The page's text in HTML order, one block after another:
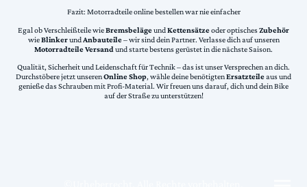
Fazit: Motorradteile online bestellen war nie einfacher
Egal ob Verschleißteile wieBremsbelägeundKettensätzeoder optischesZubehör
wieBlinkerundAnbauteile– wir sind dein Partner. Verlasse dich auf unseren
Motorradteile Versand und starte bestens gerüstet in die nächste Saison.
Qualität, Sicherheit und Leidenschaft für Technik – das ist unser Versprechen an dich.
Durchstöbere jetzt unserenOnline Shop, wähle deine benötigtenErsatzteileaus und
genieße das Schrauben mit Profi-Material. Wir freuen uns darauf, dich und dein Bike
auf der Straße zu unterstützen!